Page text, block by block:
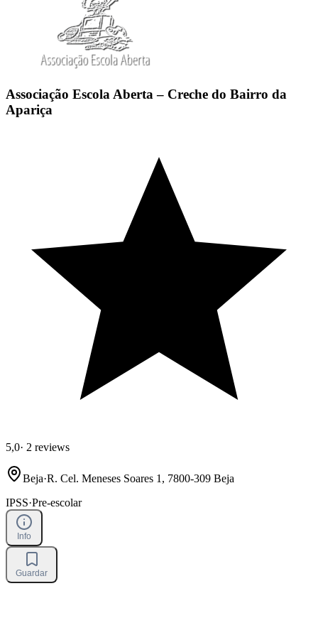
Associação Escola Aberta – Creche do Bairro da
Apariça
5,0· 2 reviews
Beja·R. Cel. Meneses Soares 1, 7800-309 Beja
IPSS·Pre-escolar
Info
Guardar